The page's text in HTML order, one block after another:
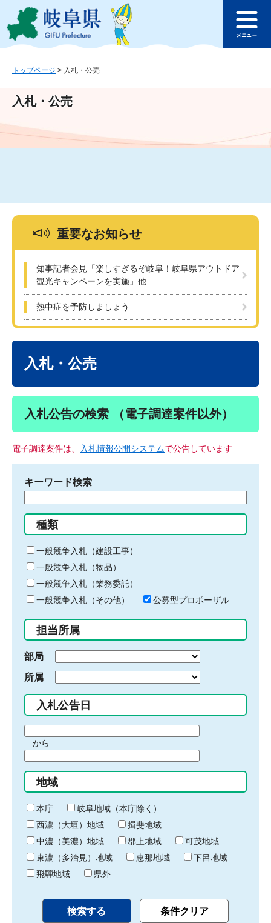
ジ
ュ
文
このページの本文へ
ュ
トップページ > 入札・公売
入札・公売
重要なお知らせ
知事記者会見「楽しすぎるぞ岐阜！岐阜県アウトドア
観光キャンペーンを実施」他
熱中症を予防しましょう
入札・公売
入札公告の検索 （電子調達案件以外）
電子調達案件は、 入札情報公開システムで公告しています
キーワード検索
る
キ
ー
ワ
ー
ド
入
力
種類
一般競争入札（建設工事）
一般競争入札（物品）
一般競争入札（業務委託）
一般競争入札（その他）
公募型プロポーザル
担当所属
部局
所属
入札公告日
間
始
り
から
間
終
わ
り
地域
本庁
岐阜地域（本庁除く）
西濃（大垣）地域
揖斐地域
中濃（美濃）地域
郡上地域
可茂地域
東濃（多治見）地域
恵那地域
下呂地域
飛騨地域
県外